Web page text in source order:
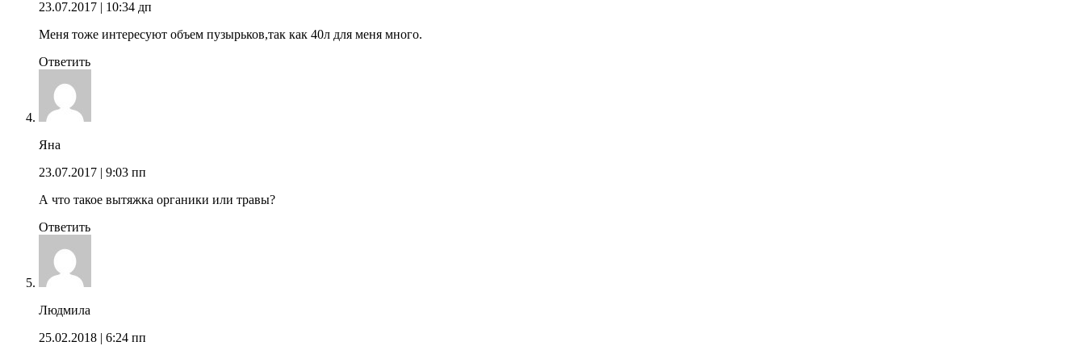
23.07.2017
| 10:34 дп
Меня тоже интересуют объем пузырьков,так как 40л для меня много.
Ответить
Яна
23.07.2017
| 9:03 пп
А что такое вытяжка органики или травы?
Ответить
Людмила
25.02.2018
| 6:24 пп